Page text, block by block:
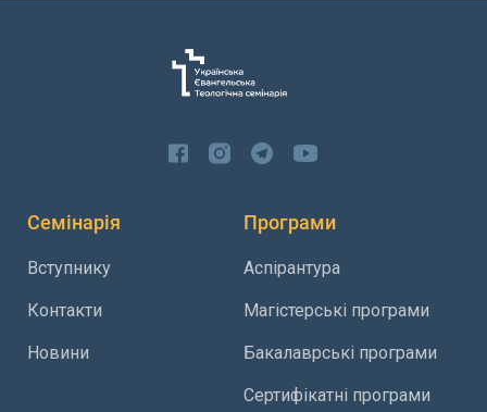
Семінарія
Вступнику
Контакти
Новини
Програми
Аспірантура
Магістерські програми
Бакалаврські програми
Сертифікатні програми